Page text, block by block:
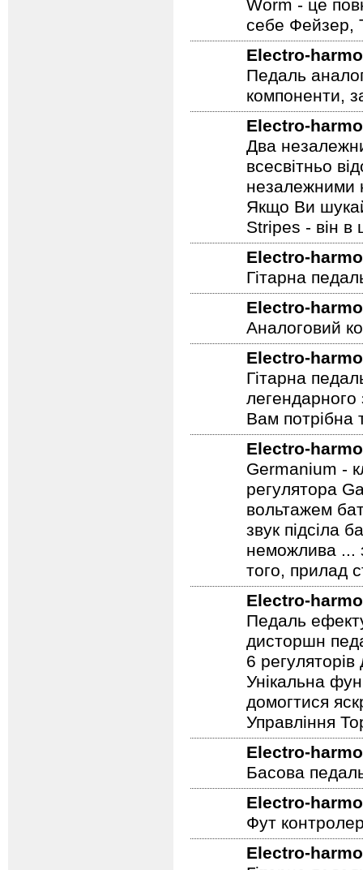
Worm - це
себе Фейзер,
Electro-
Педаль
компоненти,
Electro-
Два
всесвітньо
незалежними
Якщо Ви
Stripes - він в
Electro-
Гітарна
Electro-
Аналоговий
Electro-
Гітарна
Вам потрібна
Electro-
Germanium -
регулятора
вольтажем
звук підсіла
неможлива ...
того, прилад
Electro-
Педаль
дисторшн
6
Унікальна
домогтися
Управління
Electro-
Басова
Electro-
Фут